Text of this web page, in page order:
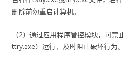
删除前勿重启计算机。
（2）通过应用程序管控模块，可禁
ttry.exe）运行，及时阻止破坏行为。